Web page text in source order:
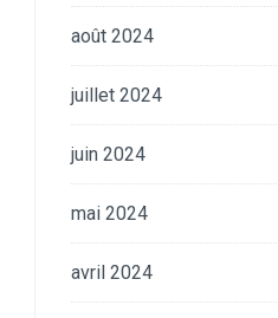
août 2024
juillet 2024
juin 2024
mai 2024
avril 2024